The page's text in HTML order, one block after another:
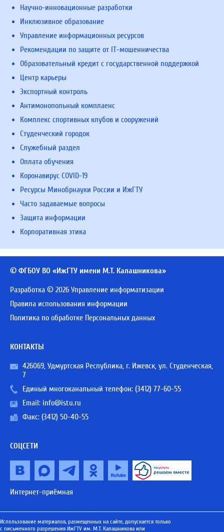
Научно-инновационные разработки
Инклюзивное образование
Управление информационных ресурсов
Рекомендации по защите от IT-мошенничества
Образовательный кредит с государственной поддержкой
Центр карьеры
Экспортный контроль
Антимонопольный комплаенс
Комплекс спортивных клубов и сооружений
Студенческий городок
Служебный раздел
Оплата обучения
Коронавирус COVID-19
Ресурсы Минобрнауки России и ИжГТУ
Часто задаваемые вопросы
Защита информации
Корпоративная этика
© ФГБОУ ВО «ИжГТУ имени М.Т. Калашникова»
Разработка © 2026 Управление информатизации
Правила использования информации
Политика по обработке Персональных данных
КОНТАКТЫ
426069, Удмуртская Республика, г. Ижевск, ул. Студенческая,
7
Единый многоканальный телефон: (3412) 77-60-55
Email: info@istu.ru
Факс: (3412) 50-40-55
СОЦСЕТИ
Интернет-приёмная
Использование материалов, размещенных на сайте, допускается только
с письменного разрешения ИжГТУ им. М.Т. Калашникова или